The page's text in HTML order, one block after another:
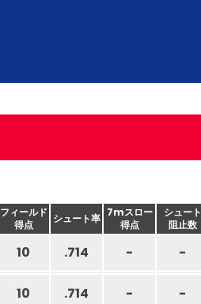
フィールド
得点
シュート率 7mスロー
得点
シュート
阻止数
10 .714 - -
10 .714 - -